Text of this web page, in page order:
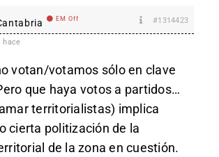
EM Off #1314423
hace
votan/votamos sólo en clave
que haya votos a partidos…
territorialistas) implica
cierta politización de la
de la zona en cuestión.